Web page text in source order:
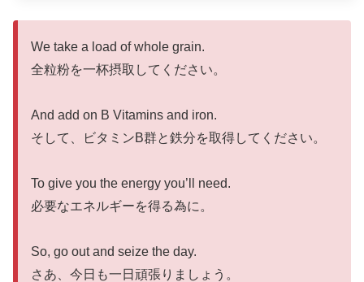
We take a load of whole grain.
全粒粉を一杯摂取してください。
And add on B Vitamins and iron.
そして、ビタミンB群と鉄分を取得してください。
To give you the energy you’ll need.
必要なエネルギーを得る為に。
So, go out and seize the day.
さあ、今日も一日頑張りましょう。